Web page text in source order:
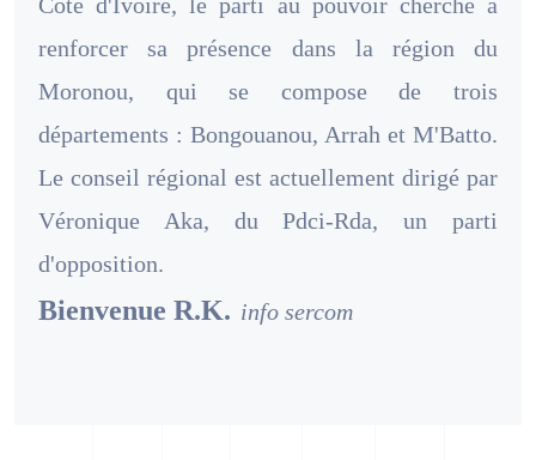
renforcer sa présence dans la région du
Moronou, qui se compose de trois
départements : Bongouanou, Arrah et M'Batto.
Le conseil régional est actuellement dirigé par
Véronique Aka, du Pdci-Rda, un parti
d'opposition.
Bienvenue R.K. info sercom